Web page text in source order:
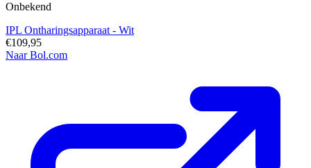
Onbekend
IPL Ontharingsapparaat - Wit
€109,95
Naar Bol.com